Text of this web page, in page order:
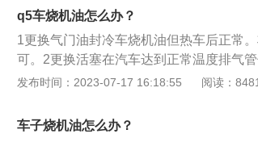
肯定是有积碳附在活塞环上的，但长期不
间隙扩大，导致机油流入燃烧室中，造成
的现象。驾驶习惯如果我们经常性的急加
损，也是有一定概率出现烧机油的。机油
开始不会发现什么明显的影响，但随着时
大修的方式来解决，但是发动机大修之后
命减少。
q5车烧机油怎么办？
1更换气门油封冷车烧机油但热车后正常
可。2更换活塞在汽车达到正常温度排气
塞环即可。
发布时间：2023-07-17 16:18:55 阅读：
车子烧机油怎么办？